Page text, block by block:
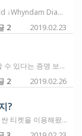
하는지 알려주세요.컴맹에 왕초보라 아는게 없어서..부탁드립니다.
2 2019.02.23
라던가 그런거 보여줘야 하나요? 아니면 온니 항공티켓만 보여주나요?
2 2019.02.26
?
지요? 질문 2) 주로 델타,알라스카,사우스웨스트를 이용할것 같은데 항공사마다 다를까요? 아니면 티켓따라 다를까요(요건 어차피 포인트나 마일로 하기때문에 상관없을듯합니다만...)